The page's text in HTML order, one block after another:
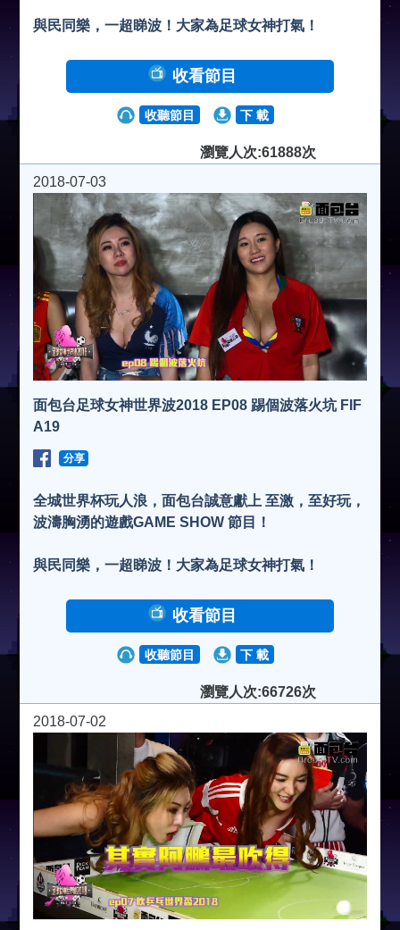
與民同樂，一超睇波！大家為足球女神打氣！
收看節目
收聽節目 下 載
瀏覽人次:61888次
2018-07-03
面包台足球女神世界波2018 EP08 踢個波落火坑 FIF
A19
分享
全城世界杯玩人浪，面包台誠意獻上 至激，至好玩，
波濤胸湧的遊戲GAME SHOW 節目！
與民同樂，一超睇波！大家為足球女神打氣！
收看節目
收聽節目 下 載
瀏覽人次:66726次
2018-07-02